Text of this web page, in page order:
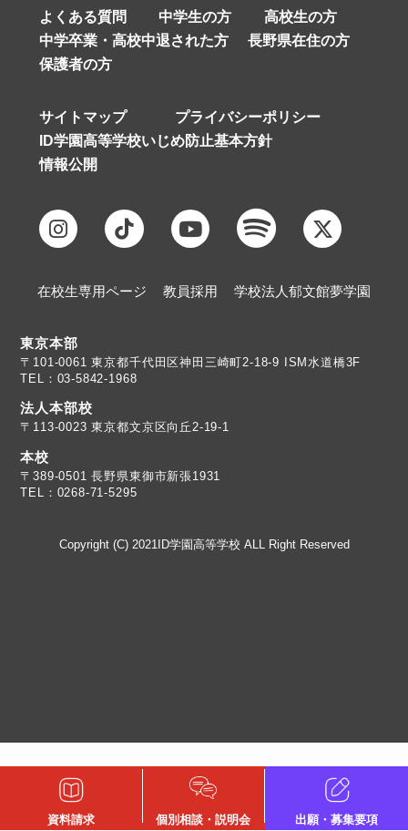
よくある質問 中学生の方
高校生の方
中学卒業・高校中退された方
長野県在住の方
保護者の方
サイトマップ
プライバシーポリシー
ID学園高等学校いじめ防止基本方針
情報公開
在校生専用ページ 教員採用 学校法人郁文館夢学園
東京本部
TEL：03-5842-1968
法人本部校
〒113-0023 東京都文京区向丘2-19-1
本校
TEL：0268-71-5295
Copyright (C) 2021ID学園高等学校 ALL Right Reserved
資料請求 個別相談・説明会 出願・募集要項